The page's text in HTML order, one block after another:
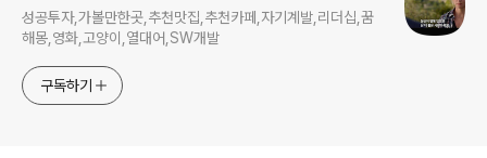
성공투자,가볼만한곳,추천맛집,추천카페,자기계발,리더십,꿈
해몽,영화,고양이,열대어,SW개발
구독하기